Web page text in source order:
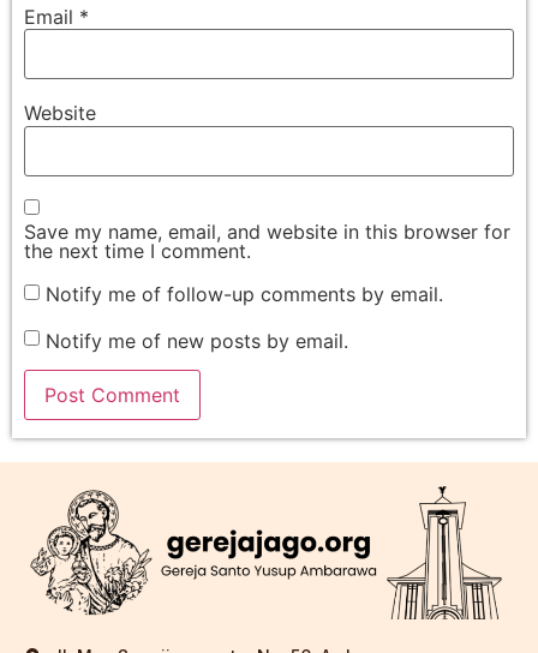
Email *
Website
Save my name, email, and website in this browser for
the next time I comment.
Notify me of follow-up comments by email.
Notify me of new posts by email.